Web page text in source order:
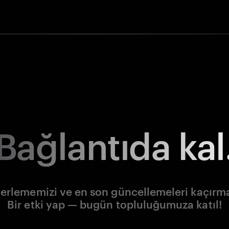
ve en son güncellemeleri
Bir etki yap — bugün topluluğumuza katıl!